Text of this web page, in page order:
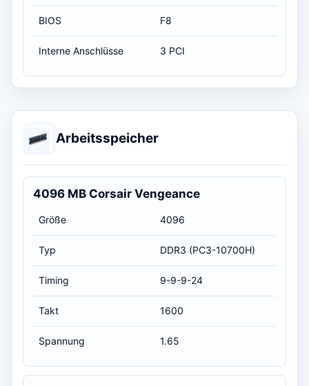
BIOS F8
Interne Anschlüsse 3 PCI
Arbeitsspeicher
4096 MB Corsair Vengeance
Größe 4096
Typ DDR3 (PC3-10700H)
Timing 9-9-9-24
Takt 1600
Spannung 1.65